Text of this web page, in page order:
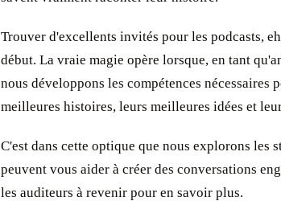
Trouver d'excellents invités pour les podcasts,
début. La vraie magie opère lorsque, en tant
nous développons les compétences nécessaires
meilleures histoires, leurs meilleures idées et
C'est dans cette optique que nous explorons les
peuvent vous aider à créer des conversations
les auditeurs à revenir pour en savoir plus.